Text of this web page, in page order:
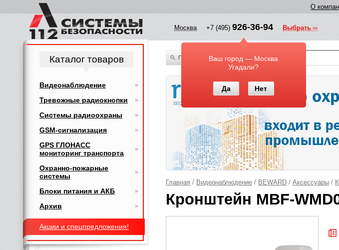
О
Москва +7 (495) 926-36-94
Ваш город — Москва
Угадали?
Да Нет
Выбрать
По всему каталогу
Главная / Видеонаблюдение / BEWARD / Аксессуары /
Кронштейн MBF-
Каталог товаров
Видеонаблюдение
Тревожные радиокнопки
Системы радиоохраны
GSM-сигнализация
GPS ГЛОНАСС
мониторинг транспорта
Охранно-пожарные
системы
Блоки питания и АКБ
Архив
Акции и спецпредложения!